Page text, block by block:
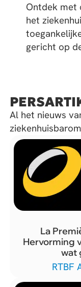
Ontdek met
het
gericht op
Al het nieuws
La
Hervorming
wat
RTBF